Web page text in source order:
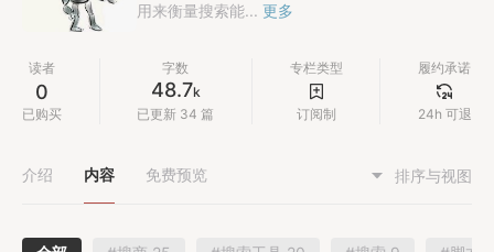
用来衡量搜索能... 更多
读者
0
已购买
字数
48.7k
已更新 34 篇
专栏类型
订阅制
履约承诺
24h 可退
介绍 内容 免费预览 排序与视图